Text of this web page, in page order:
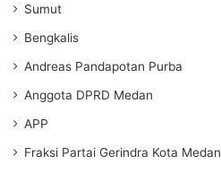
Sumut
Bengkalis
Andreas Pandapotan Purba
Anggota DPRD Medan
APP
Fraksi Partai Gerindra Kota Medan